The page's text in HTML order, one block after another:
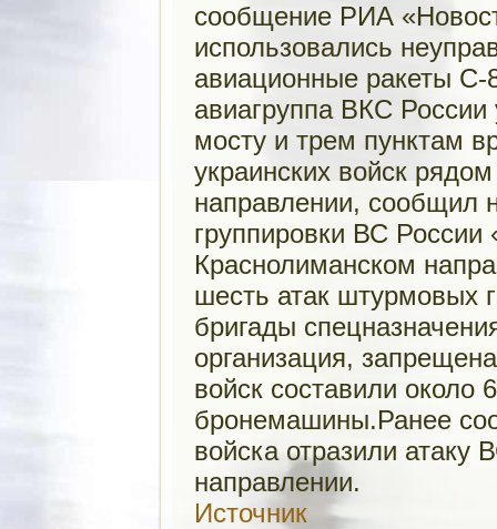
сообщение РИА
использовались
авиационные ракеты С-
авиагруппа ВКС
мосту и трем пунктам
украинских войск
направлении, сообщил
группировки ВС
Краснолиманском
шесть атак штурмовых
бригады
организация,
войск составили около
бронемашины.Ранее
войска отразили
направлении.
Источник